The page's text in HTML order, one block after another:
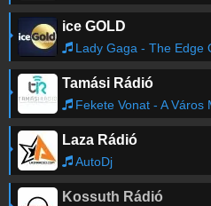
ice GOLD
Lady Gaga - The Edge
Tamási Rádió
Fekete Vonat - A Város
Laza Rádió
AutoDj
Kossuth Rádió